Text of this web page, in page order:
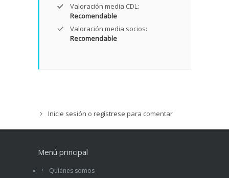
Valoración media CDL:
Recomendable
Valoración media socios:
Recomendable
Inicie sesión o regístrese para comentar
Menú principal
Quiénes somos